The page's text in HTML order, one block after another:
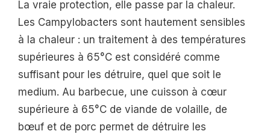
La vraie protection, elle passe par la chaleur.
Les Campylobacters sont hautement sensibles
à la chaleur : un traitement à des températures
supérieures à 65°C est considéré comme
suffisant pour les détruire, quel que soit le
medium. Au barbecue, une cuisson à cœur
supérieure à 65°C de viande de volaille, de
bœuf et de porc permet de détruire les